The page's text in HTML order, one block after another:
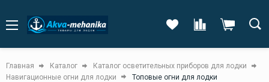
Главная Каталог
Каталог осветительных приборов для лодки
Навигационные огни для лодки
Топовые огни для лодки